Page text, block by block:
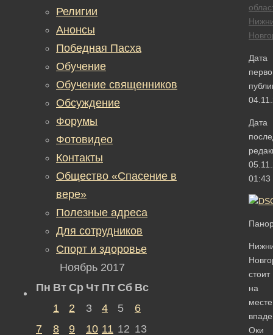
Дата
Дата
01:43
стоит
на
месте
Оки
Религии
Анонсы
Победная Пасха
Обучение
Обучение священников
Обсуждение
Форумы
Фотовидео
Контакты
Общество «Спасение в
вере»
Полезные адреса
Для сотрудников
Спорт и здоровье
Ноябрь 2017
Пн Вт Ср Чт Пт Сб Вс
1
2 3 4 5
6
7
8 9 10 11 12 13